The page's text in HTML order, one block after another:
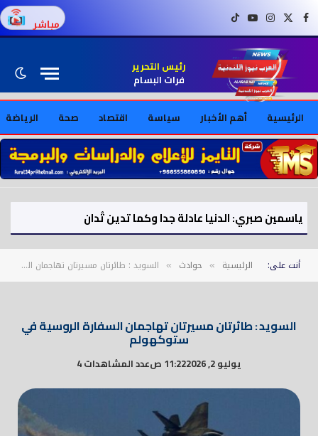
فيسبوكX (Twitter)
إنستغراميوتيوبتيك توك مباشر
رئيس التحرير
فرات البسام
الرئيسية أهم الأخبار سياسة اقتصاد صحة الرياضة
ياسمين صبري: الدنيا عادلة جدا وكما تدين تُدان
أنت على: الرئيسية » حوادث » السويد : طائرتان مسيرتان تهاجمان السفارة الروسية في ستوكهولم
السويد : طائرتان مسيرتان تهاجمان السفارة الروسية في
ستوكهولم
يوليو 2, 2026 11:22 ص عدد المشاهدات 4